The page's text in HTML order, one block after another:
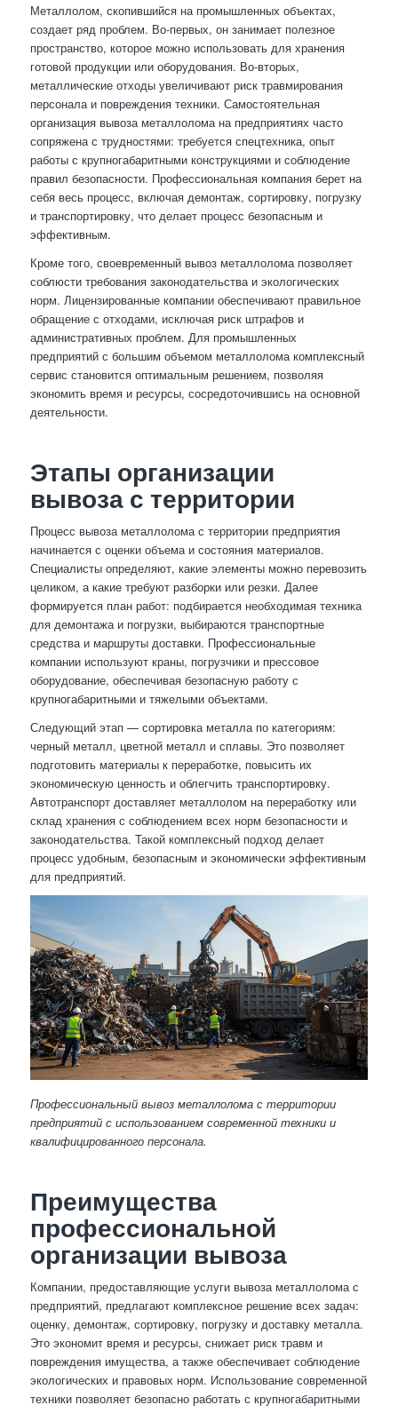
Металлолом, скопившийся на промышленных объектах,
создает ряд проблем. Во-первых, он занимает полезное
пространство, которое можно использовать для хранения
готовой продукции или оборудования. Во-вторых,
металлические отходы увеличивают риск травмирования
персонала и повреждения техники. Самостоятельная
организация вывоза металлолома на предприятиях часто
сопряжена с трудностями: требуется спецтехника, опыт
работы с крупногабаритными конструкциями и соблюдение
правил безопасности. Профессиональная компания берет на
себя весь процесс, включая демонтаж, сортировку, погрузку
и транспортировку, что делает процесс безопасным и
эффективным.
Кроме того, своевременный вывоз металлолома позволяет
соблюсти требования законодательства и экологических
норм. Лицензированные компании обеспечивают правильное
обращение с отходами, исключая риск штрафов и
административных проблем. Для промышленных
предприятий с большим объемом металлолома комплексный
сервис становится оптимальным решением, позволяя
экономить время и ресурсы, сосредоточившись на основной
деятельности.
Этапы организации
вывоза с территории
Процесс вывоза металлолома с территории предприятия
начинается с оценки объема и состояния материалов.
Специалисты определяют, какие элементы можно перевозить
целиком, а какие требуют разборки или резки. Далее
формируется план работ: подбирается необходимая техника
для демонтажа и погрузки, выбираются транспортные
средства и маршруты доставки. Профессиональные
компании используют краны, погрузчики и прессовое
оборудование, обеспечивая безопасную работу с
крупногабаритными и тяжелыми объектами.
Следующий этап — сортировка металла по категориям:
черный металл, цветной металл и сплавы. Это позволяет
подготовить материалы к переработке, повысить их
экономическую ценность и облегчить транспортировку.
Автотранспорт доставляет металлолом на переработку или
склад хранения с соблюдением всех норм безопасности и
законодательства. Такой комплексный подход делает
процесс удобным, безопасным и экономически эффективным
для предприятий.
Профессиональный вывоз металлолома с территории
предприятий с использованием современной техники и
квалифицированного персонала.
Преимущества
профессиональной
организации вывоза
Компании, предоставляющие услуги вывоза металлолома с
предприятий, предлагают комплексное решение всех задач:
оценку, демонтаж, сортировку, погрузку и доставку металла.
Это экономит время и ресурсы, снижает риск травм и
повреждения имущества, а также обеспечивает соблюдение
экологических и правовых норм. Использование современной
техники позволяет безопасно работать с крупногабаритными